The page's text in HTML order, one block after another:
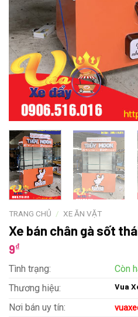
TRANG CHỦ / XE ĂN VẶT
Xe bán chân gà sốt
9₫
Tình trạng:
Còn
Thương hiệu:
Vua
Nơi bán uy tín: